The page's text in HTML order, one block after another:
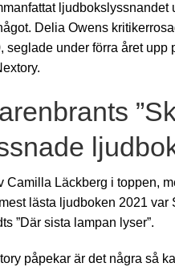
Delia Owens
seglade under förra året
Camilla Läckberg i toppen,
lästa ljudboken 2021 var
”Där sista lampan lyser”.
påpekar är det några så